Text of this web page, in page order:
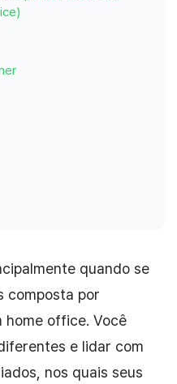
quando se
composta por
home office. Você
e lidar com
nos quais seus